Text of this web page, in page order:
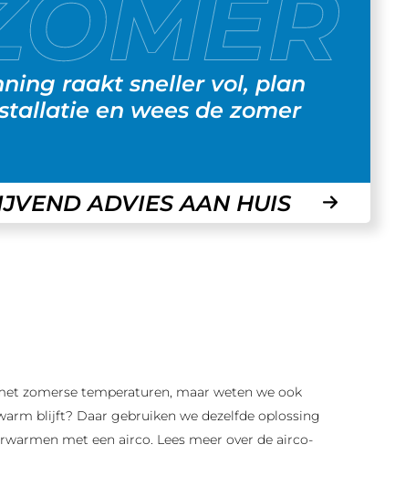
raakt sneller vol, plan
en wees de zomer
ADVIES AAN HUIS
zomerse temperaturen, maar weten we ook
blijft? Daar gebruiken we dezelfde oplossing
met een airco. Lees meer over de airco-